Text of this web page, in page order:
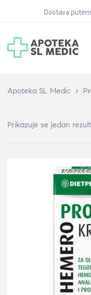
Dostava
Apoteka SL Medic >
Prikazuje se jedan